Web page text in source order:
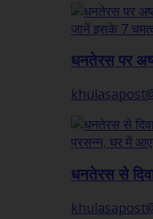
धनतेरस पर
धनतेरस से